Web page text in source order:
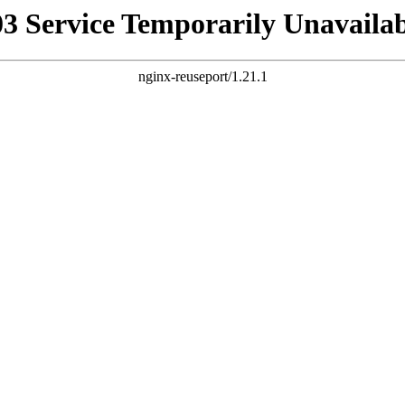
Service Temporarily
nginx-reuseport/1.21.1